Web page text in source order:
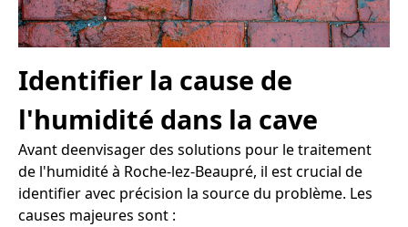
Identifier la cause de
l'humidité dans la cave
Avant deenvisager des solutions pour le traitement
de l'humidité à Roche-lez-Beaupré, il est crucial de
identifier avec précision la source du problème. Les
causes majeures sont :